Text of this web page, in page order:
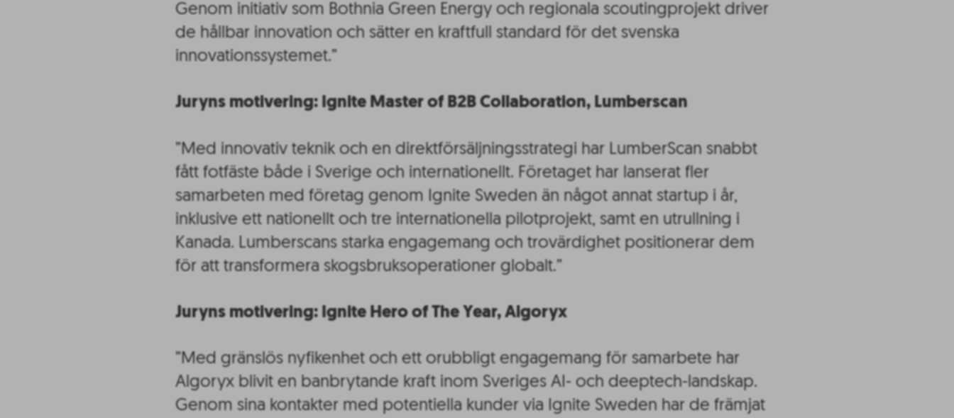
Genom initiativ som Bothnia Green Energy och regionala scoutingprojekt driver
de hållbar innovation och sätter en kraftfull standard för det svenska
innovationssystemet.”
Juryns motivering: Ignite Master of B2B Collaboration, Lumberscan
”Med innovativ teknik och en direktförsäljningsstrategi har LumberScan snabbt
fått fotfäste både i Sverige och internationellt. Företaget har lanserat fler
samarbeten med företag genom Ignite Sweden än något annat startup i år,
inklusive ett nationellt och tre internationella pilotprojekt, samt en utrullning i
Kanada. Lumberscans starka engagemang och trovärdighet positionerar dem
för att transformera skogsbruksoperationer globalt.”
Juryns motivering: Ignite Hero of The Year, Algoryx
”Med gränslös nyfikenhet och ett orubbligt engagemang för samarbete har
Algoryx blivit en banbrytande kraft inom Sveriges AI- och deeptech-landskap.
Genom sina kontakter med potentiella kunder via Ignite Sweden har de främjat